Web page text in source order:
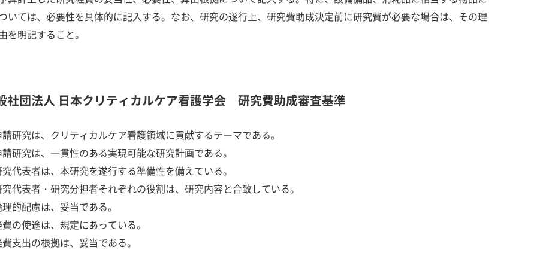
いては、必要性を具体的に記入する。なお、研究の遂行上、研究費助成決定前に研究費が必要な場合は、その理
を明記すること。
社団法人 日本クリティカルケア看護学会 研究費助成審査基準
研究は、クリティカルケア看護領域に貢献するテーマである。
研究は、一貫性のある実現可能な研究計画である。
代表者は、本研究を遂行する準備性を備えている。
代表者・研究分担者それぞれの役割は、研究内容と合致している。
的配慮は、妥当である。
の使途は、規定にあっている。
支出の根拠は、妥当である。